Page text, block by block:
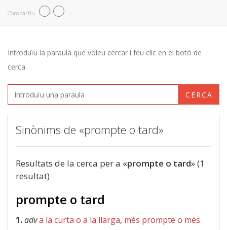
Compartiu
Introduïu la paraula que voleu cercar i feu clic en el botó de
cerca.
CERCA
Sinònims de «prompte o tard»
Resultats de la cerca per a «prompte o tard» (1
resultat)
prompte o tard
1.adva la curta o a la llarga, més prompte o més